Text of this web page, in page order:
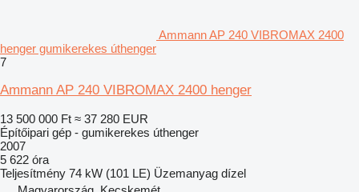
Ammann AP 240 VIBROMAX 2400
henger gumikerekes úthenger
7
Ammann AP 240 VIBROMAX 2400 henger
13 500 000 Ft ≈ 37 280 EUR
Építőipari gép - gumikerekes úthenger
2007
5 622 óra
Teljesítmény 74 kW (101 LE) Üzemanyag dízel